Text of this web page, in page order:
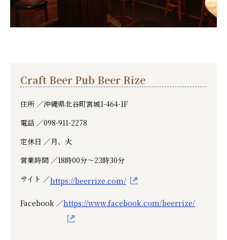
Craft Beer Pub Beer Rize
住所 ／沖縄県北谷町宮城1-464-1F
電話 ／098-911-2278
定休日 ／月、火
営業時間 ／18時00分～23時30分
サイト ／https://beerrize.com/
Facebook ／https://www.facebook.com/beerrize/